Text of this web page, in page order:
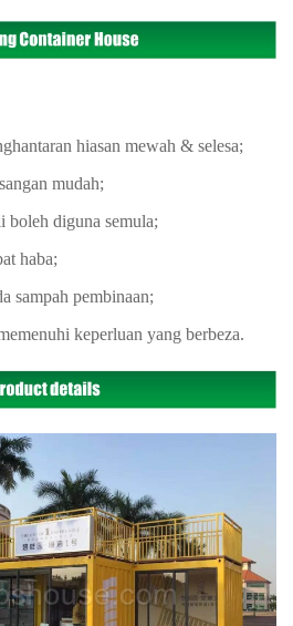
hiasan mewah & selesa;
mudah;
boleh diguna semula;
haba;
sampah pembinaan;
keperluan yang berbeza.